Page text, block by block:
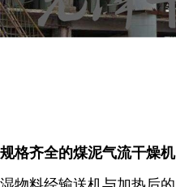
规格齐全的煤泥气流干燥